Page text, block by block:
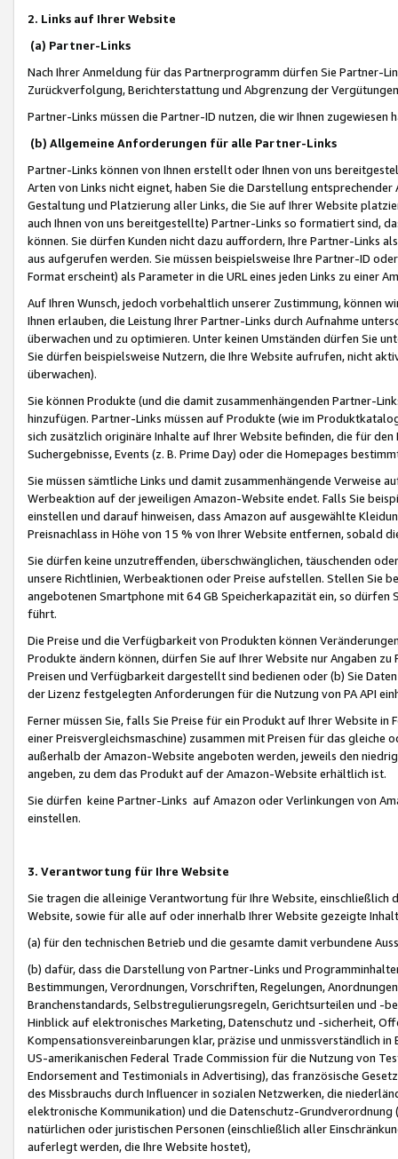
2. Links auf Ihrer Website
(a) Partner-Links
Nach Ihrer Anmeldung für das Partnerprogramm dürfen Sie Partner-
Zurückverfolgung, Berichterstattung und Abgrenzung der
Partner-Links müssen die Partner-ID nutzen, die wir Ihnen zugewiesen
(b) Allgemeine Anforderungen für alle Partner-Links
Partner-Links können von Ihnen erstellt oder Ihnen von uns
Arten von Links nicht eignet, haben Sie die Darstellung
Gestaltung und Platzierung aller Links, die Sie auf Ihrer Website
auch Ihnen von uns bereitgestellte) Partner-Links so formatiert sind,
können. Sie dürfen Kunden nicht dazu auffordern, Ihre Partner-Links
aus aufgerufen werden. Sie müssen beispielsweise Ihre Partner-ID
Format erscheint) als Parameter in die URL eines jeden Links zu einer
Auf Ihren Wunsch, jedoch vorbehaltlich unserer Zustimmung, können
Ihnen erlauben, die Leistung Ihrer Partner-Links durch Aufnahme
überwachen und zu optimieren. Unter keinen Umständen dürfen Sie
Sie dürfen beispielsweise Nutzern, die Ihre Website aufrufen, nicht
überwachen).
Sie können Produkte (und die damit zusammenhängenden Partner-
hinzufügen. Partner-Links müssen auf Produkte (wie im
sich zusätzlich originäre Inhalte auf Ihrer Website befinden, die für
Suchergebnisse, Events (z. B. Prime Day) oder die Homepages
Sie müssen sämtliche Links und damit zusammenhängende
Werbeaktion auf der jeweiligen Amazon-Website endet. Falls Sie
einstellen und darauf hinweisen, dass Amazon auf ausgewählte
Preisnachlass in Höhe von 15 % von Ihrer Website entfernen, sobald
Sie dürfen keine unzutreffenden, überschwänglichen, täuschenden
unsere Richtlinien, Werbeaktionen oder Preise aufstellen. Stellen Sie
angebotenen Smartphone mit 64 GB Speicherkapazität ein, so dürfen
führt.
Die Preise und die Verfügbarkeit von Produkten können
Produkte ändern können, dürfen Sie auf Ihrer Website nur Angaben
Preisen und Verfügbarkeit dargestellt sind bedienen oder (b) Sie
der Lizenz festgelegten Anforderungen für die Nutzung von PA API
Ferner müssen Sie, falls Sie Preise für ein Produkt auf Ihrer Website
einer Preisvergleichsmaschine) zusammen mit Preisen für das
außerhalb der Amazon-Website angeboten werden, jeweils den
angeben, zu dem das Produkt auf der Amazon-Website erhältlich ist.
Sie dürfen keine Partner-Links auf Amazon oder Verlinkungen von
einstellen.
3. Verantwortung für Ihre Website
Sie tragen die alleinige Verantwortung für Ihre Website,
Website, sowie für alle auf oder innerhalb Ihrer Website gezeigte
(a) für den technischen Betrieb und die gesamte damit verbundene
(b) dafür, dass die Darstellung von Partner-Links und
Bestimmungen, Verordnungen, Vorschriften, Regelungen,
Branchenstandards, Selbstregulierungsregeln, Gerichtsurteilen und -
Hinblick auf elektronisches Marketing, Datenschutz und -sicherheit,
Kompensationsvereinbarungen klar, präzise und unmissverständlich
US-amerikanischen Federal Trade Commission für die Nutzung von
Endorsement and Testimonials in Advertising), das französische
des Missbrauchs durch Influencer in sozialen Netzwerken, die
elektronische Kommunikation) und die Datenschutz-
natürlichen oder juristischen Personen (einschließlich aller
auferlegt werden, die Ihre Website hostet),